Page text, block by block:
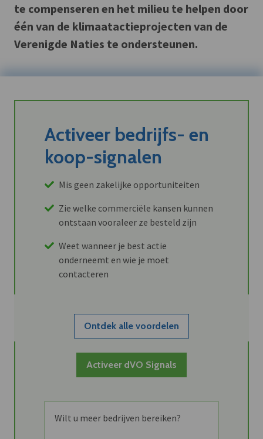
te compenseren en het milieu te helpen door
één van de klimaatactieprojecten van de
Verenigde Naties te ondersteunen.
Activeer bedrijfs- en
koop-signalen
Mis geen zakelijke opportuniteiten
Zie welke commerciële kansen kunnen
ontstaan vooraleer ze besteld zijn
Weet wanneer je best actie
onderneemt en wie je moet
contacteren
Ontdek alle voordelen
Activeer dVO Signals
Wilt u meer bedrijven bereiken?